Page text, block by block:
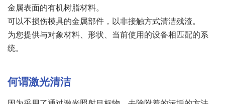
金属表面的有机树脂材料。
可以不损伤模具的金属部件，以非接触方式清洁残渣。
为您提供与对象材料、形状、当前使用的设备相匹配的系
统。
何谓激光清洁